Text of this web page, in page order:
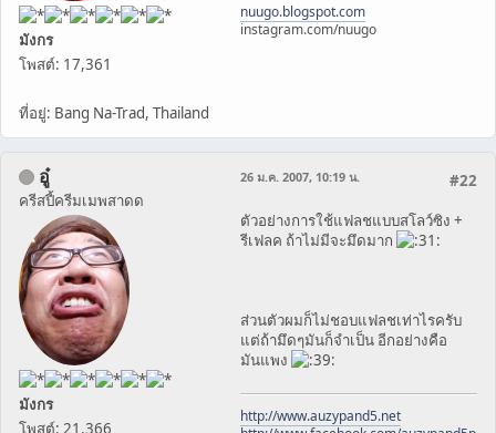
มังกร
โพสต์: 17,361
ที่อยู่: Bang Na-Trad, Thailand
nuugo.blogspot.com
instagram.com/nuugo
อู๋
ครีสปี้ครีมเมพสาดด
มังกร
โพสต์: 21,366
#22
26 ม.ค. 2007, 10:19 น.
ตัวอย่างการใช้แฟลชแบบสโลว์ซิง +
รีเฟลค ถ้าไม่มีจะมึดมาก
ส่วนตัวผมก็ไม่ชอบแฟลชเท่าไรครับ
แต่ถ้ามึดๆมันก็จำเป็น อีกอย่างคือ
มันแพง
http://www.auzypand5.net